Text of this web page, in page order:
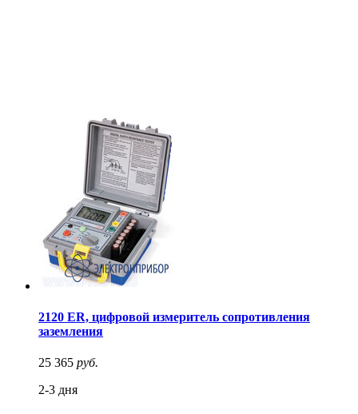
2120 ER, цифровой измеритель сопротивления
заземления
25 365 руб.
2-3 дня